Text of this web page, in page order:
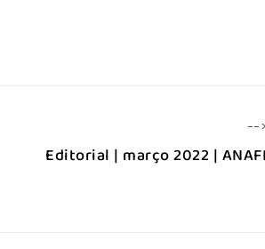
--
Editorial | março 2022 |